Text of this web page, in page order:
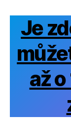
Je
až